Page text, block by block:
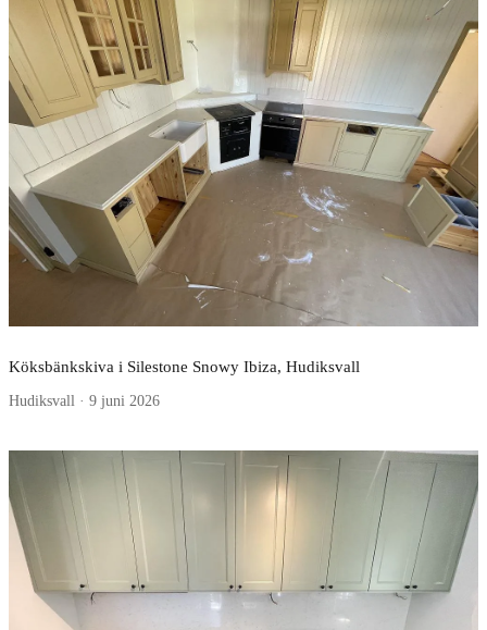
Köksbänkskiva i Silestone Snowy Ibiza, Hudiksvall
Hudiksvall · 9 juni 2026